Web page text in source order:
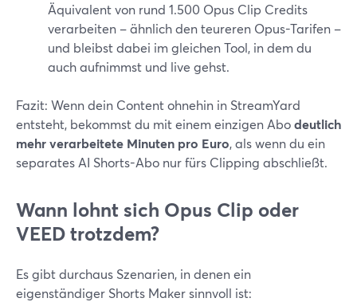
Äquivalent von rund 1.500 Opus Clip Credits
verarbeiten – ähnlich den teureren Opus-Tarifen –
und bleibst dabei im gleichen Tool, in dem du
auch aufnimmst und live gehst.
Fazit: Wenn dein Content ohnehin in StreamYard
entsteht, bekommst du mit einem einzigen Abodeutlich
mehr verarbeitete Minuten pro Euro, als wenn du ein
separates AI Shorts-Abo nur fürs Clipping abschließt.
Wann lohnt sich Opus Clip oder
VEED trotzdem?
Es gibt durchaus Szenarien, in denen ein
eigenständiger Shorts Maker sinnvoll ist: